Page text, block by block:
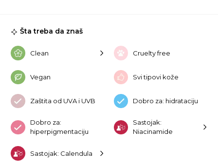
Šta treba da znaš
Clean Cruelty free
Vegan Svi tipovi kože
Zaštita od UVA i UVB Dobro za: hidrataciju
Dobro za:
hiperpigmentaciju
Sastojak:
Niacinamide
Sastojak: Calendula